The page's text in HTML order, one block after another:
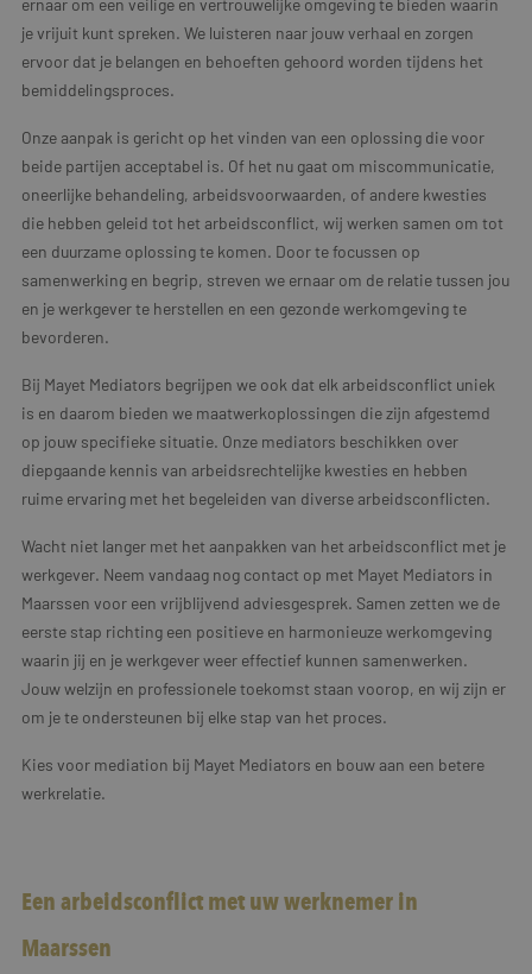
ernaar om een veilige en vertrouwelijke omgeving te bieden waarin
je vrijuit kunt spreken. We luisteren naar jouw verhaal en zorgen
ervoor dat je belangen en behoeften gehoord worden tijdens het
bemiddelingsproces.
Onze aanpak is gericht op het vinden van een oplossing die voor
beide partijen acceptabel is. Of het nu gaat om miscommunicatie,
oneerlijke behandeling, arbeidsvoorwaarden, of andere kwesties
die hebben geleid tot het arbeidsconflict, wij werken samen om tot
een duurzame oplossing te komen. Door te focussen op
samenwerking en begrip, streven we ernaar om de relatie tussen jou
en je werkgever te herstellen en een gezonde werkomgeving te
bevorderen.
Bij Mayet Mediators begrijpen we ook dat elk arbeidsconflict uniek
is en daarom bieden we maatwerkoplossingen die zijn afgestemd
op jouw specifieke situatie. Onze mediators beschikken over
diepgaande kennis van arbeidsrechtelijke kwesties en hebben
ruime ervaring met het begeleiden van diverse arbeidsconflicten.
Wacht niet langer met het aanpakken van het arbeidsconflict met je
werkgever. Neem vandaag nog contact op met Mayet Mediators in
Maarssen voor een vrijblijvend adviesgesprek. Samen zetten we de
eerste stap richting een positieve en harmonieuze werkomgeving
waarin jij en je werkgever weer effectief kunnen samenwerken.
Jouw welzijn en professionele toekomst staan voorop, en wij zijn er
om je te ondersteunen bij elke stap van het proces.
Kies voor mediation bij Mayet Mediators en bouw aan een betere
werkrelatie.
Een arbeidsconflict met uw werknemer in
Maarssen